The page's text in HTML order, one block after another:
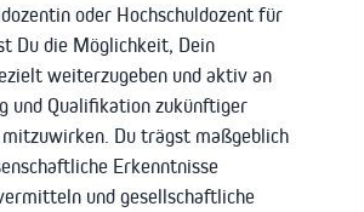
oder Hochschuldozent für
Du die Möglichkeit, Dein
weiterzugeben und aktiv an
und Qualifikation zukünftiger
mitzuwirken. Du trägst maßgeblich
Erkenntnisse
und gesellschaftliche